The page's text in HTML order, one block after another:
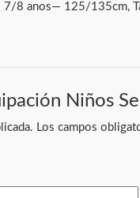
7/8 anos— 125/135cm,
Niños
Los campos